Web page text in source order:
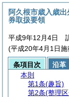
阿久根市歳入歳
券取扱要領
平成9年12月4日
(平成20年4月1日施
条項目次
沿革
本則
第1条(趣旨)
第2条(整理